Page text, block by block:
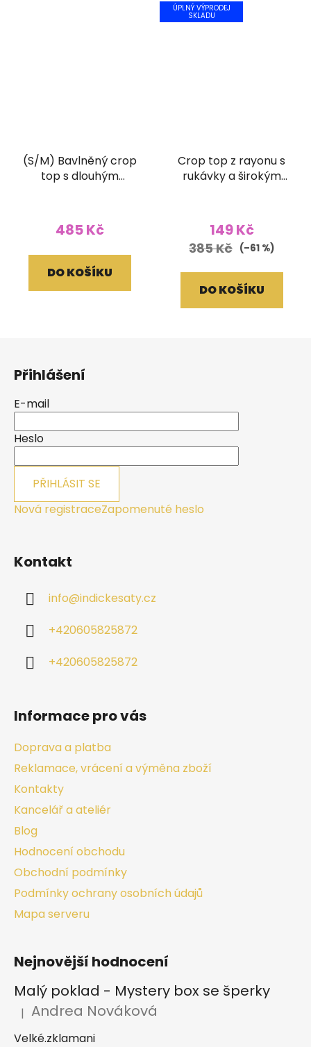
(S/M) Bavlněný crop
top s dlouhým
485 Kč
DO KOŠÍKU
ÚPLNÝ VÝPRODEJ
SKLADU
Crop top z rayonu s
rukávky a širokým
149 Kč
385 Kč (–61 %)
DO KOŠÍKU
Přihlášení
E-mail
Heslo
PŘIHLÁSIT SE
Nová registraceZapomenuté heslo
Kontakt
info@indickesaty.cz
+420605825872
+420605825872
Informace pro vás
Doprava a platba
Reklamace, vrácení a výměna zboží
Kontakty
Kancelář a ateliér
Blog
Hodnocení obchodu
Obchodní podmínky
Podmínky ochrany osobních údajů
Mapa serveru
Nejnovější hodnocení
Malý poklad - Mystery box se šperky
Hodnocení produktu je 2 z 5 hvězdiček.
| Andrea Nováková
Velké.zklamani